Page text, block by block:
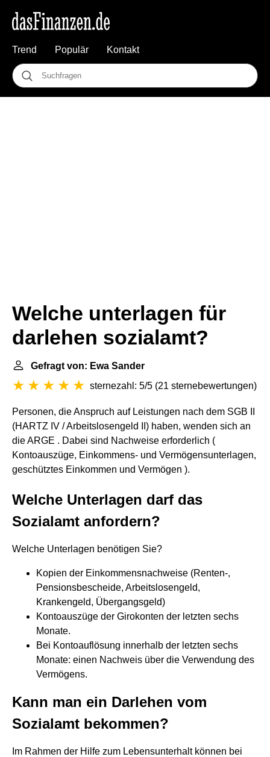
Trend Populär Kontakt
Welche unterlagen für
darlehen sozialamt?
Gefragt von: Ewa Sander
sternezahl: 5/5 (21 sternebewertungen)
Personen, die Anspruch auf Leistungen nach dem SGB II
(HARTZ IV / Arbeitslosengeld II) haben, wenden sich an
die ARGE . Dabei sind Nachweise erforderlich (
Kontoauszüge, Einkommens- und Vermögensunterlagen,
geschütztes Einkommen und Vermögen ).
Welche Unterlagen darf das
Sozialamt anfordern?
Welche Unterlagen benötigen Sie?
Kopien der Einkommensnachweise (Renten-,
Pensionsbescheide, Arbeitslosengeld,
Krankengeld, Übergangsgeld)
Kontoauszüge der Girokonten der letzten sechs
Monate.
Bei Kontoauflösung innerhalb der letzten sechs
Monate: einen Nachweis über die Verwendung des
Vermögens.
Kann man ein Darlehen vom
Sozialamt bekommen?
Im Rahmen der Hilfe zum Lebensunterhalt können bei